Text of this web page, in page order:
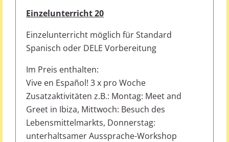
Einzelunterricht 20
Einzelunterricht möglich für Standard
Spanisch oder DELE Vorbereitung
Im Preis enthalten:
Vive en Español! 3 x pro Woche
Zusatzaktivitäten z.B.: Montag: Meet and
Greet in Ibiza, Mittwoch: Besuch des
Lebensmittelmarkts, Donnerstag:
unterhaltsamer Aussprache-Workshop